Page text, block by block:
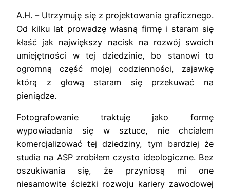
A.H. – Utrzymuję się z projektowania graficznego.
Od kilku lat prowadzę własną firmę i staram się
kłaść jak największy nacisk na rozwój swoich
umiejętności w tej dziedzinie, bo stanowi to
ogromną część mojej codzienności, zajawkę
którą z głową staram się przekuwać na
pieniądze.
Fotografowanie traktuję jako formę
wypowiadania się w sztuce, nie chciałem
komercjalizować tej dziedziny, tym bardziej że
studia na ASP zrobiłem czysto ideologiczne. Bez
oszukiwania się, że przyniosą mi one
niesamowite ścieżki rozwoju kariery zawodowej